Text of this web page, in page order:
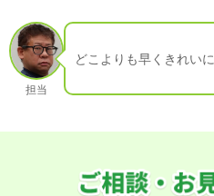
担当
どこよりも早くきれい